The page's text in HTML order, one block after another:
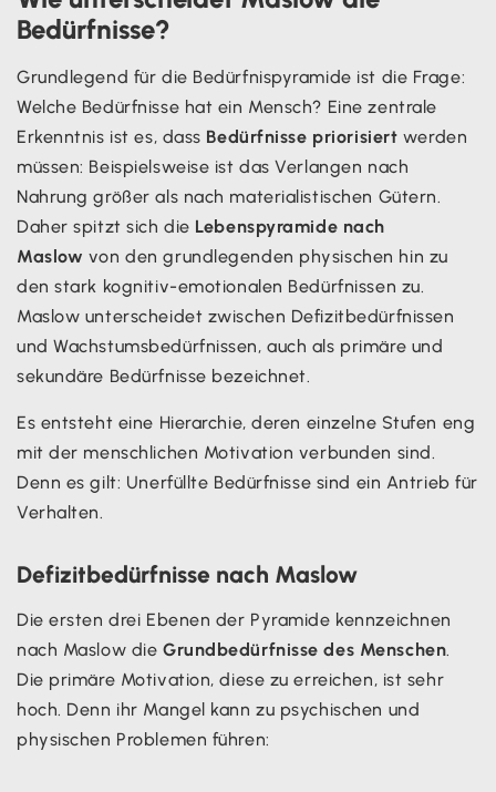
Bedürfnisse?
Grundlegend für die Bedürfnispyramide ist die Frage:
Welche Bedürfnisse hat ein Mensch? Eine zentrale
Erkenntnis ist es, dass Bedürfnisse priorisiert werden
müssen: Beispielsweise ist das Verlangen nach
Nahrung größer als nach materialistischen Gütern.
Daher spitzt sich die Lebenspyramide nach
Maslow von den grundlegenden physischen hin zu
den stark kognitiv-emotionalen Bedürfnissen zu.
Maslow unterscheidet zwischen Defizitbedürfnissen
und Wachstumsbedürfnissen, auch als primäre und
sekundäre Bedürfnisse bezeichnet.
Es entsteht eine Hierarchie, deren einzelne Stufen eng
mit der menschlichen Motivation verbunden sind.
Denn es gilt: Unerfüllte Bedürfnisse sind ein Antrieb für
Verhalten.
Defizitbedürfnisse nach Maslow
Die ersten drei Ebenen der Pyramide kennzeichnen
nach Maslow die Grundbedürfnisse des Menschen.
Die primäre Motivation, diese zu erreichen, ist sehr
hoch. Denn ihr Mangel kann zu psychischen und
physischen Problemen führen: